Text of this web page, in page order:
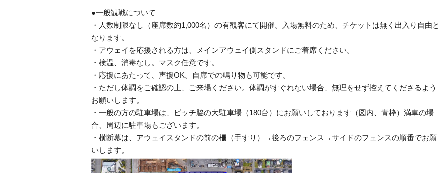
●一般観戦について
・人数制限なし（座席数約1,000名）の有観客にて開催。入場無料のため、チケットは無く出入り自由と
なります。
・アウェイを応援される方は、メインアウェイ側スタンドにご着席ください。
・検温、消毒なし。マスク任意です。
・応援にあたって、声援OK。自席での鳴り物も可能です。
・ただし体調をご確認の上、ご来場ください。体調がすぐれない場合、無理をせず控えてくださるよう
お願いします。
・一般の方の駐車場は、ピッチ脇の大駐車場（180台）にお願いしております（図内、青枠）満車の場
合、周辺に駐車場もございます。
・横断幕は、アウェイスタンドの前の柵（手すり）→後ろのフェンス→サイドのフェンスの順番でお願
いします。